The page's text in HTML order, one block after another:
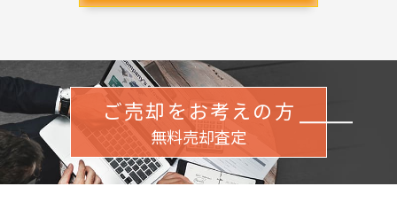
ご売却をお考えの方
無料売却査定